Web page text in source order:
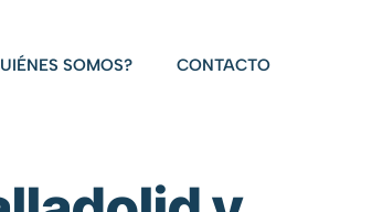
SOMOS? CONTACTO